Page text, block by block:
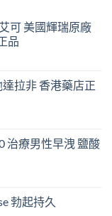
可 美國輝瑞原廠
品
拉非 香港藥店正
治療男性早洩 鹽酸
勃起持久